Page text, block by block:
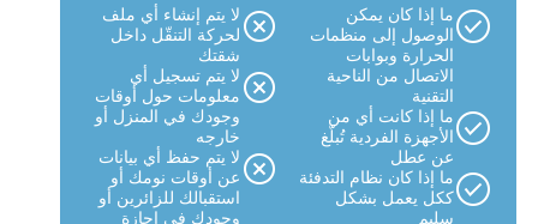
ما إذا كان يمكن
الوصول إلى منظمات
الحرارة وبوابات
الاتصال من الناحية
التقنية
ما إذا كانت أي من
الأجهزة الفردية تُبلّغ
عن عطل
ما إذا كان نظام التدفئة
ككل يعمل بشكل
سليم
لا يتم إنشاء أي ملف
لحركة التنقّل داخل
شقتك
لا يتم تسجيل أي
معلومات حول أوقات
وجودك في المنزل أو
خارجه
لا يتم حفظ أي بيانات
عن أوقات نومك أو
استقبالك للزائرين أو
وجودك في إجازة